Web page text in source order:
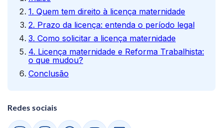
1. Quem tem direito à licença maternidade
2. Prazo da licença: entenda o período legal
3. Como solicitar a licença maternidade
4. Licença maternidade e Reforma Trabalhista:
o que mudou?
Conclusão
Redes sociais